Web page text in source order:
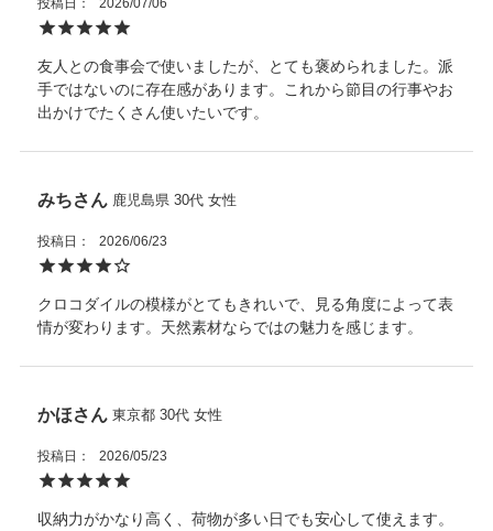
けるたびに、柔らかな質感が上質さを感じさせます。
イタリアの美意識と職人技が息づく、特別なバッグをぜひお手
元に。
なお、天然のクロコダイルレザーを使用しているため、模様に
は個体差がございます。写真と実物で印象が異なる場合もござ
さい。
底鋲：有り４つ
・熱源や日光に長時間晒さないでください。
埃、湿気を避けてください。
また天然皮革に関してはワシントン条約を元に適正に輸入され
た商品を販売しています。
友人との食事会で使いましたが、とても褒められました。派
手ではないのに存在感があります。これから節目の行事やお
出かけでたくさん使いたいです。
みち 鹿児島県 30代 女性
投稿日 2026/06/23
クロコダイルの模様がとてもきれいで、見る角度によって表
情が変わります。天然素材ならではの魅力を感じます。
かほ 東京都 30代 女性
投稿日 2026/05/23
収納力がかなり高く、荷物が多い日でも安心して使えます。